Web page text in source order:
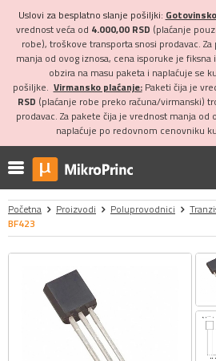
Uslovi za besplatno slanje pošiljki:
vrednost veća od 4.000,00 RSD (plaćanje
robe), troškove transporta snosi prodavac.
manja od ovog iznosa, cena isporuke je fiksna
obzira na masu paketa i naplaćuje se
pošiljke. Virmansko plaćanje:Paketi čija je
RSD (plaćanje robe preko računa/virmanski)
prodavac. Za pakete čija je vrednost manja od
naplaćuje po redovnom cenovniku
Početna Proizvodi Poluprovodnici
BF423